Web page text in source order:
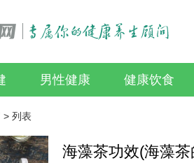
男性健康 健康饮食
> 列表
海藻茶功效(海藻